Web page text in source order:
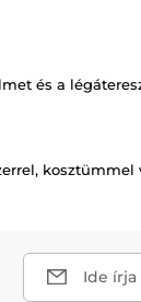
és a
kosztümmel
Ide